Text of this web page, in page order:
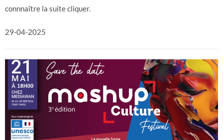
connnaître la suite cliquer.
29-04-2025